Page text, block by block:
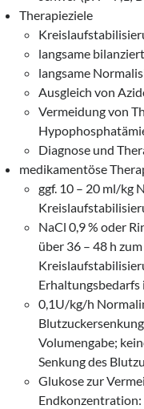
Therapieziele
langsame
langsame
Ausgleich von
Vermeidung von
Diagnose und
medikamentöse
ggf. 10 – 20 ml/kg
NaCl 0,9 % oder
über 36 – 48 h
0,1U/kg/h
Volumengabe;
Senkung des
Glukose zur
Endkonzentration: